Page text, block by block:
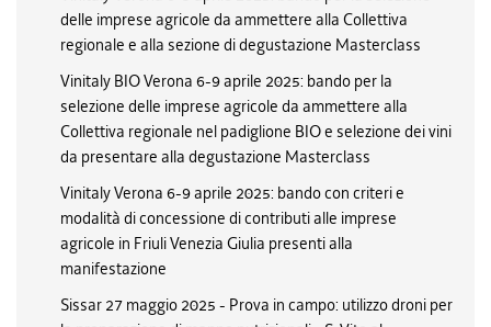
delle imprese agricole da ammettere alla Collettiva
regionale e alla sezione di degustazione Masterclass
Vinitaly BIO Verona 6-9 aprile 2025: bando per la
selezione delle imprese agricole da ammettere alla
Collettiva regionale nel padiglione BIO e selezione dei vini
da presentare alla degustazione Masterclass
Vinitaly Verona 6-9 aprile 2025: bando con criteri e
modalità di concessione di contributi alle imprese
agricole in Friuli Venezia Giulia presenti alla
manifestazione
Sissar 27 maggio 2025 - Prova in campo: utilizzo droni per